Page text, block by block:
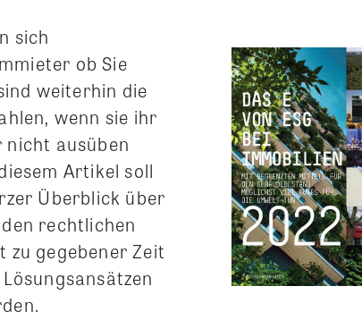
sich
ob Sie
weiterhin die
wenn sie ihr
nicht ausüben
Artikel soll
Überblick über
rechtlichen
zu gegebener Zeit